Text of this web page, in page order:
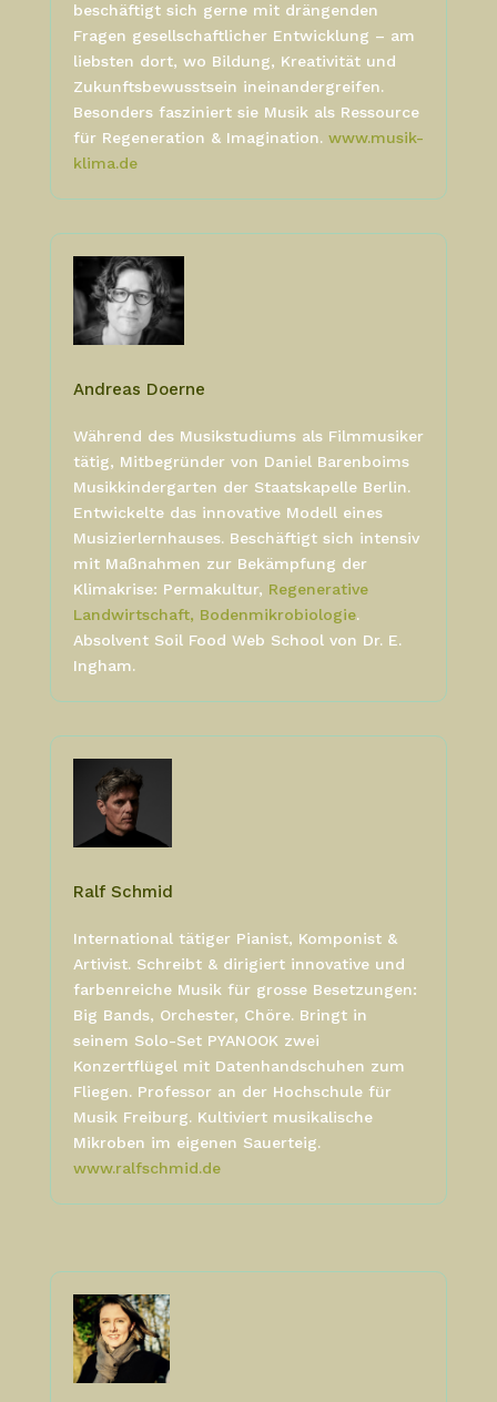
beschäftigt sich gerne mit drängenden
Fragen gesellschaftlicher Entwicklung – am
liebsten dort, wo Bildung, Kreativität und
Zukunftsbewusstsein ineinandergreifen.
Besonders fasziniert sie Musik als Ressource
für Regeneration & Imagination. www.musik-
klima.de
Andreas Doerne
Während des Musikstudiums als Filmmusiker
tätig, Mitbegründer von Daniel Barenboims
Musikkindergarten der Staatskapelle Berlin.
Entwickelte das innovative Modell eines
Musizierlernhauses. Beschäftigt sich intensiv
mit Maßnahmen zur Bekämpfung der
Klimakrise: Permakultur, Regenerative
Landwirtschaft, Bodenmikrobiologie.
Absolvent Soil Food Web School von Dr. E.
Ingham.
Ralf Schmid
International tätiger Pianist, Komponist &
Artivist. Schreibt & dirigiert innovative und
farbenreiche Musik für grosse Besetzungen:
Big Bands, Orchester, Chöre. Bringt in
seinem Solo-Set PYANOOK zwei
Konzertflügel mit Datenhandschuhen zum
Fliegen. Professor an der Hochschule für
Musik Freiburg. Kultiviert musikalische
Mikroben im eigenen Sauerteig.
www.ralfschmid.de